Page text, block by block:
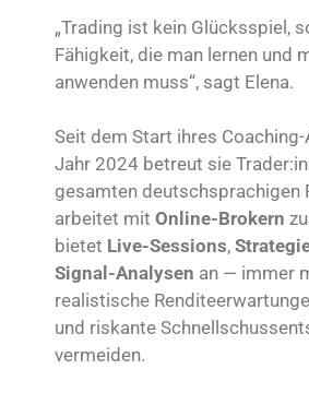
„Trading ist kein Glücksspiel,
Fähigkeit, die man lernen und
anwenden muss“, sagt Elena.
Seit dem Start ihres
Jahr 2024 betreut sie
gesamten deutschsprachigen
arbeitet mit Online-Brokern
bietet Live-Sessions,
Signal-Analysen an — immer
realistische
und riskante
vermeiden.